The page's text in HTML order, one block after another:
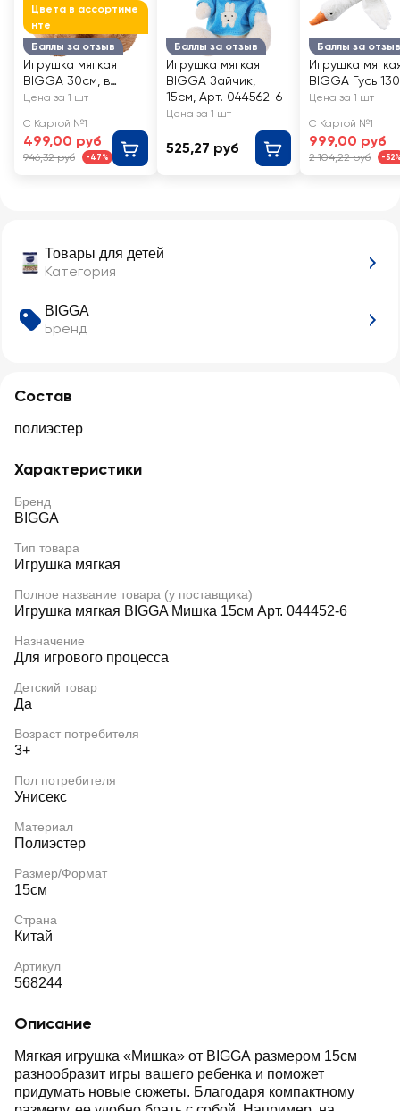
Товары для детей
Категория
BIGGA
Бренд
Состав
полиэстер
Характеристики
Бренд
BIGGA
Тип товара
Игрушка мягкая
Полное название товара (у поставщика)
Игрушка мягкая BIGGA Мишка 15см Арт. 044452-6
Назначение
Для игрового процесса
Детский товар
Да
Возраст потребителя
3+
Пол потребителя
Унисекс
Материал
Полиэстер
Размер/Формат
15см
Страна
Китай
Артикул
568244
Описание
Мягкая игрушка «Мишка» от BIGGA размером 15см
разнообразит игры вашего ребенка и поможет
придумать новые сюжеты. Благодаря компактному
Цвета в ассортиме
нте
Баллы за отзыв
Игрушка мягкая
BIGGA 30см, в
ассортименте
Цена за 1 шт
С Картой №1
499,00 руб
946,32 руб -47%
Баллы за отзыв
Игрушка мягкая
BIGGA Зайчик,
15см, Арт. 044562-6
Цена за 1 шт
525,27 руб
Баллы за отзыв
Игрушка
BIGGA Гусь
Цена за 1 шт
С Картой №1
999,00 руб
2 104,22 руб -